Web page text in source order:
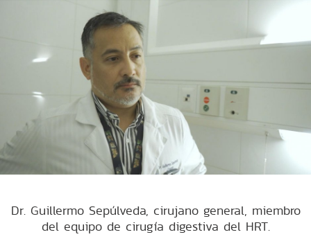
Dr. Guillermo Sepúlveda, cirujano general, miembro
del equipo de cirugía digestiva del HRT.